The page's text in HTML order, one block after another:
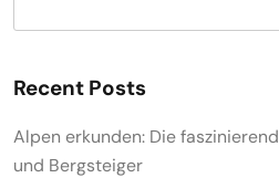
Recent Posts
Alpen erkunden: Die
und Bergsteiger